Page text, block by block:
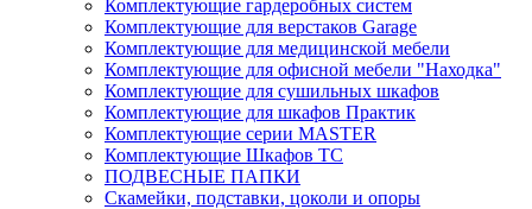
Комплектующие гардеробных систем
Комплектующие для верстаков Garage
Комплектующие для медицинской мебели
Комплектующие для офисной мебели "Находка"
Комплектующие для сушильных шкафов
Комплектующие для шкафов Практик
Комплектующие серии MASTER
Комплектующие Шкафов ТС
ПОДВЕСНЫЕ ПАПКИ
Скамейки, подставки, цоколи и опоры